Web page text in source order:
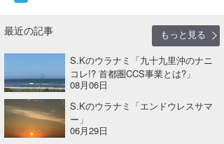
最近の記事
もっと見る
S.Kのウラナミ「九十九里沖のナニ
コレ!? 首都圏CCS事業とは?」
08月06日
S.Kのウラナミ「エンドウレスサマ
ー」
06月29日